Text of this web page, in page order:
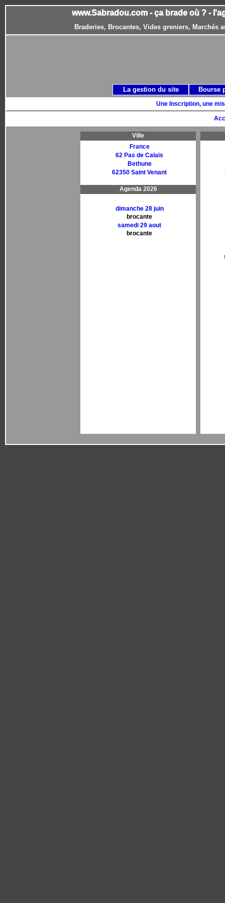
www.Sabradou.com - ça brade où ? -
Braderies, Brocantes, Vides greniers, Marchés
Une Inscription, une
Ville
France
62 Pas de Calais
Bethune
62350 Saint Venant
Agenda 2026
dimanche 28 juin
brocante
samedi 29 aout
brocante
La gestion du site Bourse